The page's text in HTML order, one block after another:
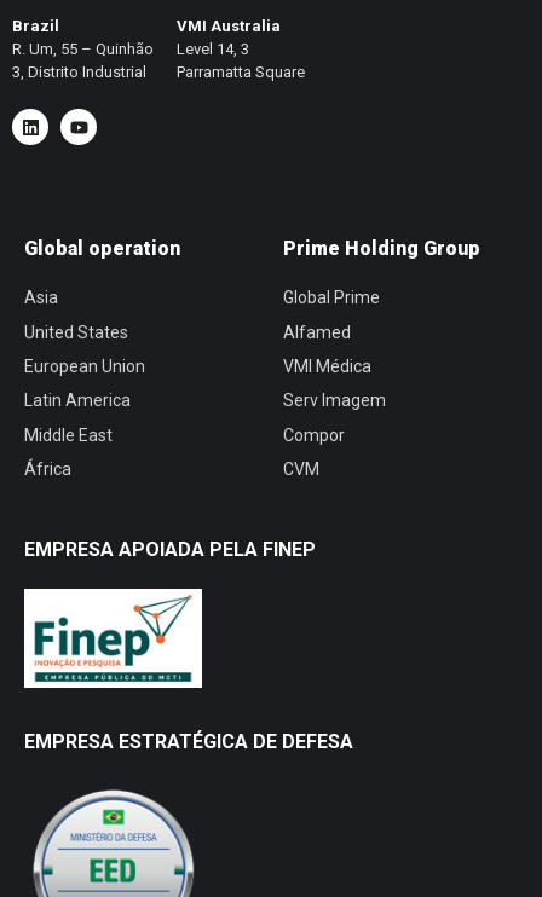
Brazil
R. Um, 55 – Quinhão
3, Distrito Industrial
VMI Australia
Level 14, 3
Parramatta Square
Global operation
Asia
United States
European Union
Latin America
Middle East
África
Prime Holding Group
Global Prime
Alfamed
VMI Médica
Serv Imagem
Compor
CVM
EMPRESA APOIADA PELA FINEP
EMPRESA ESTRATÉGICA DE DEFESA